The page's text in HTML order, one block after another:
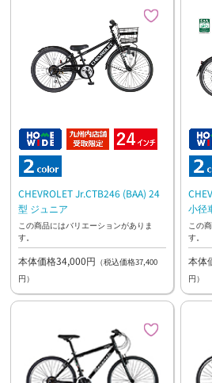
CHEVROLET Jr.CTB246 (BAA) 24
型 ジュニア
この商品にはバリエーションがありま
す。
本体価格34,000円 （税込価格37,400
円）
小径
この
す。
本体
円）